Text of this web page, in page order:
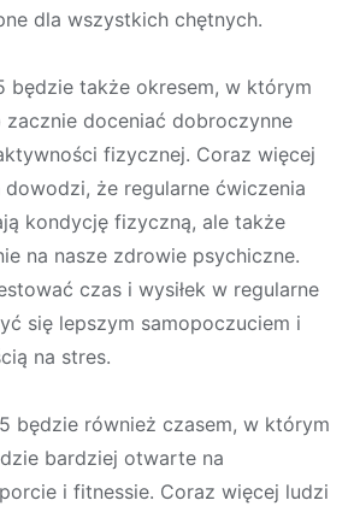
dla wszystkich chętnych.
będzie także okresem, w którym
doceniać dobroczynne
fizycznej. Coraz więcej
że regularne ćwiczenia
kondycję fizyczną, ale także
na nasze zdrowie psychiczne.
czas i wysiłek w regularne
się lepszym samopoczuciem i
na stres.
będzie również czasem, w którym
bardziej otwarte na
i fitnessie. Coraz więcej ludzi